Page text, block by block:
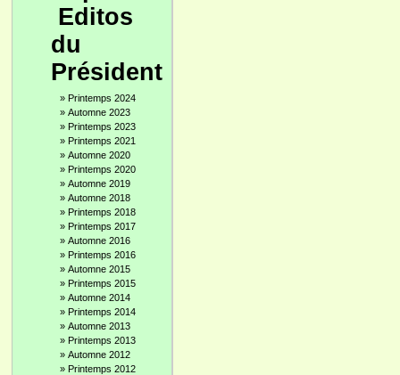
Editos
du
Président
» Printemps 2024
» Automne 2023
» Printemps 2023
» Printemps 2021
» Automne 2020
» Printemps 2020
» Automne 2019
» Automne 2018
» Printemps 2018
» Printemps 2017
» Automne 2016
» Printemps 2016
» Automne 2015
» Printemps 2015
» Automne 2014
» Printemps 2014
» Automne 2013
» Printemps 2013
» Automne 2012
» Printemps 2012